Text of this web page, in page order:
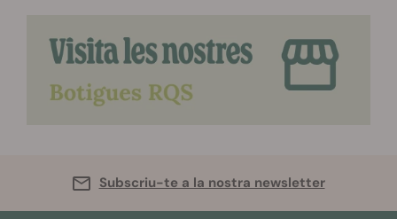
Subscriu-te a la nostra newsletter